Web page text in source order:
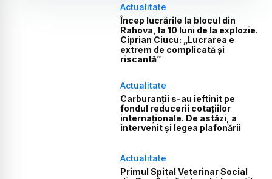
Actualitate
Încep lucrările la blocul din
Rahova, la 10 luni de la explozie.
Ciprian Ciucu: „Lucrarea e
extrem de complicată și
riscantă”
Actualitate
Carburanții s-au ieftinit pe
fondul reducerii cotațiilor
internaționale. De astăzi, a
intervenit și legea plafonării
Actualitate
Primul Spital Veterinar Social